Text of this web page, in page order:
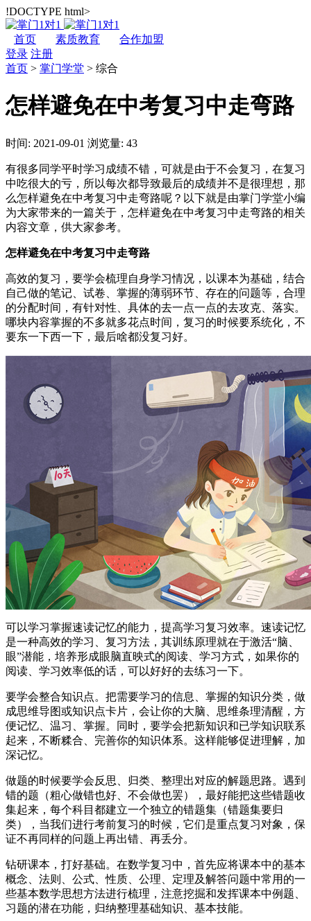
!DOCTYPE html>
首页 素质教育
合作加盟
登录 注册
首页 > 掌门学堂 > 综合
怎样避免在中考复习中走弯路
时间: 2021-09-01 浏览量: 43
有很多同学平时学习成绩不错，可就是由于不会复习，在复习
中吃很大的亏，所以每次都导致最后的成绩并不是很理想，那
么怎样避免在中考复习中走弯路呢？以下就是由掌门学堂小编
为大家带来的一篇关于，怎样避免在中考复习中走弯路的相关
内容文章，供大家参考。
怎样避免在中考复习中走弯路
高效的复习，要学会梳理自身学习情况，以课本为基础，结合
自己做的笔记、试卷、掌握的薄弱环节、存在的问题等，合理
的分配时间，有针对性、具体的去一点一点的去攻克、落实。
哪块内容掌握的不多就多花点时间，复习的时候要系统化，不
要东一下西一下，最后啥都没复习好。
可以学习掌握速读记忆的能力，提高学习复习效率。速读记忆
是一种高效的学习、复习方法，其训练原理就在于激活“脑、
眼”潜能，培养形成眼脑直映式的阅读、学习方式，如果你的
阅读、学习效率低的话，可以好好的去练习一下。
要学会整合知识点。把需要学习的信息、掌握的知识分类，做
成思维导图或知识点卡片，会让你的大脑、思维条理清醒，方
便记忆、温习、掌握。同时，要学会把新知识和已学知识联系
起来，不断糅合、完善你的知识体系。这样能够促进理解，加
深记忆。
做题的时候要学会反思、归类、整理出对应的解题思路。遇到
错的题（粗心做错也好、不会做也罢），最好能把这些错题收
集起来，每个科目都建立一个独立的错题集（错题集要归
类），当我们进行考前复习的时候，它们是重点复习对象，保
证不再同样的问题上再出错、再丢分。
钻研课本，打好基础。在数学复习中，首先应将课本中的基本
概念、法则、公式、性质、公理、定理及解答问题中常用的一
些基本数学思想方法进行梳理，注意挖掘和发挥课本中例题、
习题的潜在功能，归纳整理基础知识、基本技能。